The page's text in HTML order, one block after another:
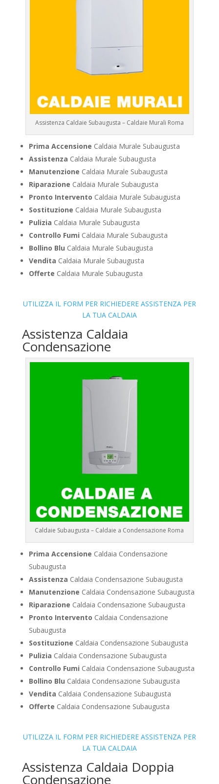
Assistenza Caldaie Subaugusta – Caldaie Murali Roma
Prima Accensione Caldaia Murale Subaugusta
Assistenza Caldaia Murale Subaugusta
Manutenzione Caldaia Murale Subaugusta
Riparazione Caldaia Murale Subaugusta
Pronto Intervento Caldaia Murale Subaugusta
Sostituzione Caldaia Murale Subaugusta
Pulizia Caldaia Murale Subaugusta
Controllo Fumi Caldaia Murale Subaugusta
Bollino Blu Caldaia Murale Subaugusta
Vendita Caldaia Murale Subaugusta
Offerte Caldaia Murale Subaugusta
UTILIZZA IL FORM PER RICHIEDERE ASSISTENZA PER
LA TUA CALDAIA
Assistenza Caldaia
Condensazione
Caldaie Subaugusta – Caldaie a Condensazione Roma
Prima Accensione Caldaia Condensazione
Subaugusta
Assistenza Caldaia Condensazione Subaugusta
Manutenzione Caldaia Condensazione Subaugusta
Riparazione Caldaia Condensazione Subaugusta
Pronto Intervento Caldaia Condensazione
Subaugusta
Sostituzione Caldaia Condensazione Subaugusta
Pulizia Caldaia Condensazione Subaugusta
Controllo Fumi Caldaia Condensazione Subaugusta
Bollino Blu Caldaia Condensazione Subaugusta
Vendita Caldaia Condensazione Subaugusta
Offerte Caldaia Condensazione Subaugusta
UTILIZZA IL FORM PER RICHIEDERE ASSISTENZA PER
LA TUA CALDAIA
Assistenza Caldaia Doppia
Condensazione